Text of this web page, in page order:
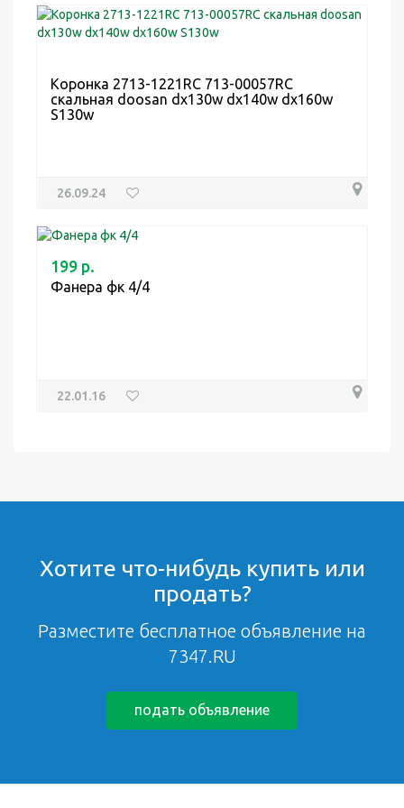
Коронка 2713-1221RC 713-00057RC
скальная doosan dx130w dx140w dx160w
S130w
26.09.24
199 р.
Фанера фк 4/4
22.01.16
Хотите что-нибудь купить или
продать?
Разместите бесплатное объявление на
7347.RU
подать объявление